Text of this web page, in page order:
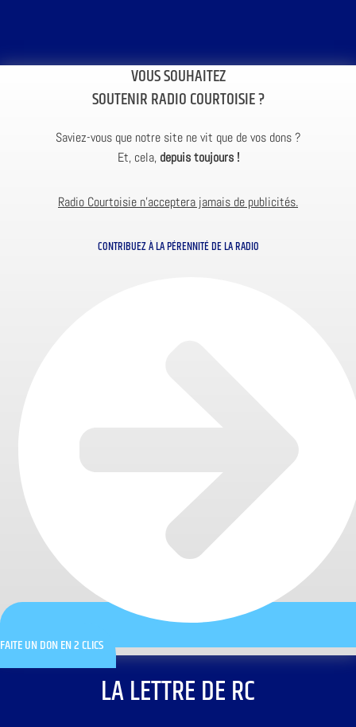
VOUS SOUHAITEZ
SOUTENIR RADIO COURTOISIE ?
Saviez-vous que notre site ne vit que de vos dons ?
Et, cela, depuis toujours !
Radio Courtoisie n’acceptera jamais de publicités.
CONTRIBUEZ À LA PÉRENNITÉ DE LA RADIO
FAITE UN DON EN 2 CLICS
LA LETTRE DE RC